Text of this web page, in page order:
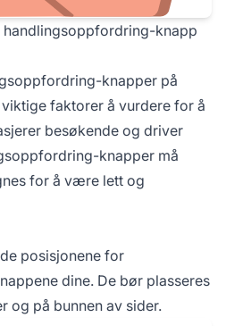
handlingsoppfordring-knapp
knapper på
faktorer å vurdere for å
besøkende og driver
knapper må
for å være lett og
posisjonene for
dine. De bør plasseres
og på bunnen av sider.